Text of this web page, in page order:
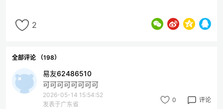
2
全部评论 （198）
易友62486510
可可可可可可可可
2026-05-14 15:54:52
发表于广东省
0 评论